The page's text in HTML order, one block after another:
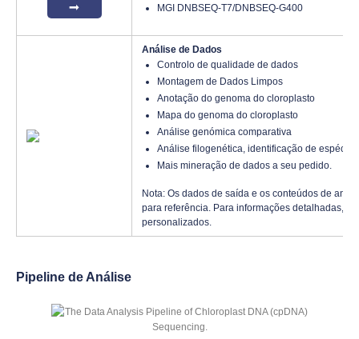
MGI DNBSEQ-T7/DNBSEQ-G400
Análise de Dados
Controlo de qualidade de dados
Montagem de Dados Limpos
Anotação do genoma do cloroplasto
Mapa do genoma do cloroplasto
Análise genómica comparativa
Análise filogenética, identificação de espécies
Mais mineração de dados a seu pedido.
Nota: Os dados de saída e os conteúdos de
para referência. Para informações detalhadas,
personalizados.
Pipeline de Análise